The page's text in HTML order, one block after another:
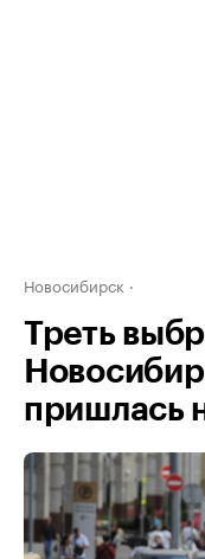
Новосибирск
Треть
пришлась